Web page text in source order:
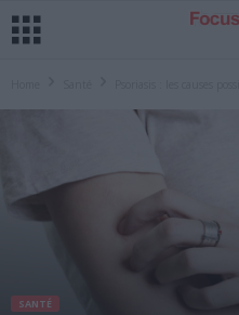
SANTÉ